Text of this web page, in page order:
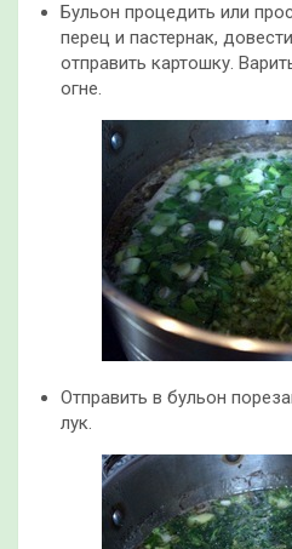
Бульон процедить или
перец и пастернак,
отправить картошку.
огне.
Отправить в бульон
лук.